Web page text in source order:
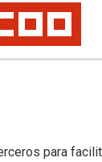
para